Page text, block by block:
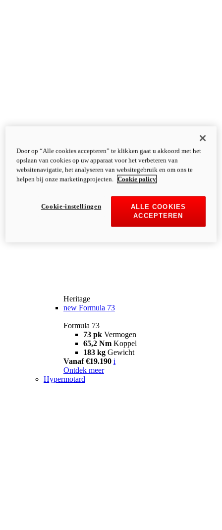
Heritage
new Formula 73
Formula 73
73 pk Vermogen
65,2 Nm Koppel
183 kg Gewicht
Vanaf €19.190 i
Ontdek meer
Hypermotard
Door op “Alle cookies accepteren” te klikken gaat u akkoord met het
opslaan van cookies op uw apparaat voor het verbeteren van
websitenavigatie, het analyseren van websitegebruik en om ons te
helpen bij onze marketingprojecten.
Cookie policy
ALLE COOKIES
ACCEPTEREN
Cookie-instellingen